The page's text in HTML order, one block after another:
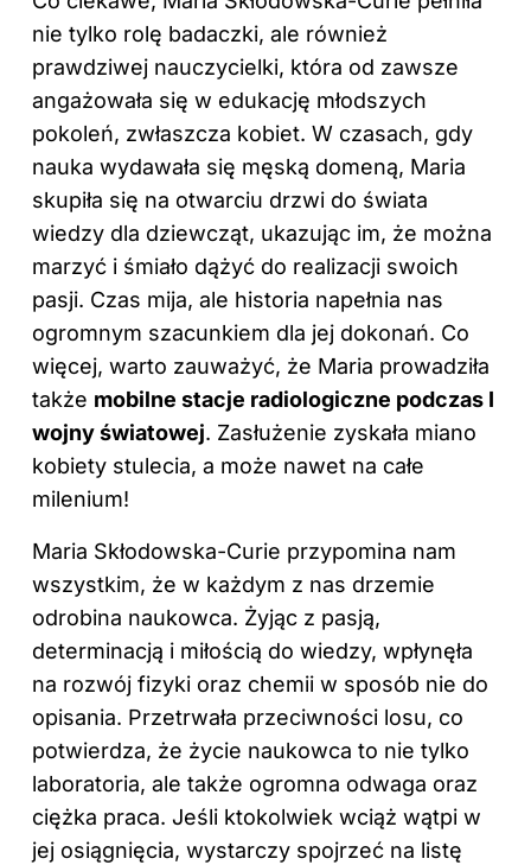
nie tylko rolę badaczki, ale również
prawdziwej nauczycielki, która od zawsze
angażowała się w edukację młodszych
pokoleń, zwłaszcza kobiet. W czasach, gdy
nauka wydawała się męską domeną, Maria
skupiła się na otwarciu drzwi do świata
wiedzy dla dziewcząt, ukazując im, że można
marzyć i śmiało dążyć do realizacji swoich
pasji. Czas mija, ale historia napełnia nas
ogromnym szacunkiem dla jej dokonań. Co
więcej, warto zauważyć, że Maria prowadziła
także mobilne stacje radiologiczne podczas I
wojny światowej. Zasłużenie zyskała miano
kobiety stulecia, a może nawet na całe
milenium!
Maria Skłodowska-Curie przypomina nam
wszystkim, że w każdym z nas drzemie
odrobina naukowca. Żyjąc z pasją,
determinacją i miłością do wiedzy, wpłynęła
na rozwój fizyki oraz chemii w sposób nie do
opisania. Przetrwała przeciwności losu, co
potwierdza, że życie naukowca to nie tylko
laboratoria, ale także ogromna odwaga oraz
ciężka praca. Jeśli ktokolwiek wciąż wątpi w
jej osiągnięcia, wystarczy spojrzeć na listę